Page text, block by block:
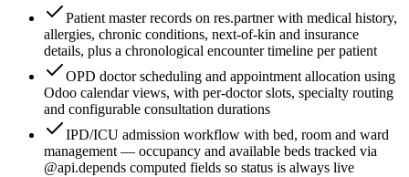
Patient master records on res.partner with medical history,
allergies, chronic conditions, next-of-kin and insurance
details, plus a chronological encounter timeline per patient
OPD doctor scheduling and appointment allocation using
Odoo calendar views, with per-doctor slots, specialty routing
and configurable consultation durations
IPD/ICU admission workflow with bed, room and ward
management — occupancy and available beds tracked via
@api.depends computed fields so status is always live